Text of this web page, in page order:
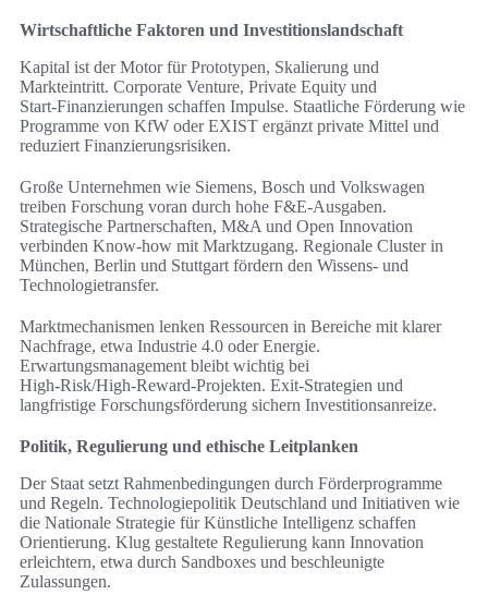
Wirtschaftliche Faktoren und Investitionslandschaft
Kapital ist der Motor für Prototypen, Skalierung und
Markteintritt. Corporate Venture, Private Equity und
Start‑Finanzierungen schaffen Impulse. Staatliche Förderung wie
Programme von KfW oder EXIST ergänzt private Mittel und
reduziert Finanzierungsrisiken.
Große Unternehmen wie Siemens, Bosch und Volkswagen
treiben Forschung voran durch hohe F&E‑Ausgaben.
Strategische Partnerschaften, M&A und Open Innovation
verbinden Know‑how mit Marktzugang. Regionale Cluster in
München, Berlin und Stuttgart fördern den Wissens- und
Technologietransfer.
Marktmechanismen lenken Ressourcen in Bereiche mit klarer
Nachfrage, etwa Industrie 4.0 oder Energie.
Erwartungsmanagement bleibt wichtig bei
High‑Risk/High‑Reward‑Projekten. Exit‑Strategien und
langfristige Forschungsförderung sichern Investitionsanreize.
Politik, Regulierung und ethische Leitplanken
Der Staat setzt Rahmenbedingungen durch Förderprogramme
und Regeln. Technologiepolitik Deutschland und Initiativen wie
die Nationale Strategie für Künstliche Intelligenz schaffen
Orientierung. Klug gestaltete Regulierung kann Innovation
erleichtern, etwa durch Sandboxes und beschleunigte
Zulassungen.